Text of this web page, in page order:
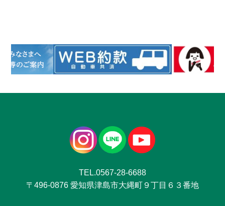
TEL.0567-28-6688
〒496-0876 愛知県津島市大縄町９丁目６３番地